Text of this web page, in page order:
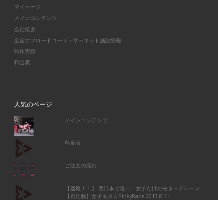
マイページ
メインコンテンツ
会社概要
全国オフロードコース・サーキット施設情報
制作実績
料金表
人気のページ
メインコンテンツ
料金表
ご注文の流れ
【速報！！】 西日本で唯一！女子だけのモタードレース
【再始動】女子モタ☆PinkyRace 2013.8.11